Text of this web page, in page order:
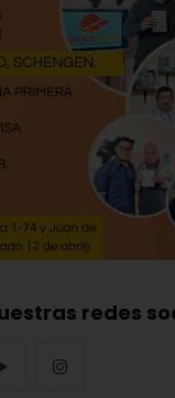
redes